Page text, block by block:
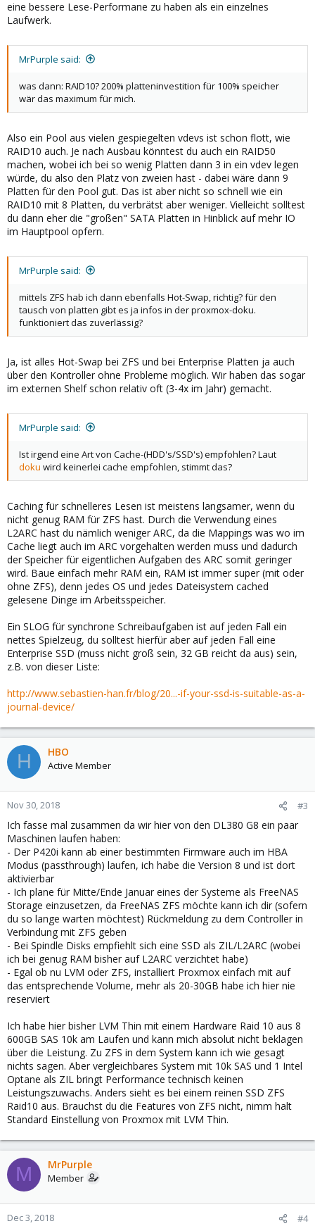
eine bessere Lese-Performane zu haben als ein einzelnes
Laufwerk.
MrPurple said:
was dann: RAID10? 200% platteninvestition für 100% speicher
wär das maximum für mich.
Also ein Pool aus vielen gespiegelten vdevs ist schon flott, wie
RAID10 auch. Je nach Ausbau könntest du auch ein RAID50
machen, wobei ich bei so wenig Platten dann 3 in ein vdev legen
würde, du also den Platz von zweien hast - dabei wäre dann 9
Platten für den Pool gut. Das ist aber nicht so schnell wie ein
RAID10 mit 8 Platten, du verbrätst aber weniger. Vielleicht solltest
du dann eher die "großen" SATA Platten in Hinblick auf mehr IO
im Hauptpool opfern.
MrPurple said:
mittels ZFS hab ich dann ebenfalls Hot-Swap, richtig? für den
tausch von platten gibt es ja infos in der proxmox-doku.
funktioniert das zuverlässig?
Ja, ist alles Hot-Swap bei ZFS und bei Enterprise Platten ja auch
über den Kontroller ohne Probleme möglich. Wir haben das sogar
im externen Shelf schon relativ oft (3-4x im Jahr) gemacht.
MrPurple said:
Ist irgend eine Art von Cache-(HDD's/SSD's) empfohlen? Laut
doku wird keinerlei cache empfohlen, stimmt das?
Caching für schnelleres Lesen ist meistens langsamer, wenn du
nicht genug RAM für ZFS hast. Durch die Verwendung eines
L2ARC hast du nämlich weniger ARC, da die Mappings was wo im
Cache liegt auch im ARC vorgehalten werden muss und dadurch
der Speicher für eigentlichen Aufgaben des ARC somit geringer
wird. Baue einfach mehr RAM ein, RAM ist immer super (mit oder
ohne ZFS), denn jedes OS und jedes Dateisystem cached
gelesene Dinge im Arbeitsspeicher.
Ein SLOG für synchrone Schreibaufgaben ist auf jeden Fall ein
nettes Spielzeug, du solltest hierfür aber auf jeden Fall eine
Enterprise SSD (muss nicht groß sein, 32 GB reicht da aus) sein,
z.B. von dieser Liste:
http://www.sebastien-han.fr/blog/20...-if-your-ssd-is-suitable-as-a-
journal-device/
H HBO
Active Member
Nov 30, 2018 #3
Ich fasse mal zusammen da wir hier von den DL380 G8 ein paar
Maschinen laufen haben:
- Der P420i kann ab einer bestimmten Firmware auch im HBA
Modus (passthrough) laufen, ich habe die Version 8 und ist dort
aktivierbar
- Ich plane für Mitte/Ende Januar eines der Systeme als FreeNAS
Storage einzusetzen, da FreeNAS ZFS möchte kann ich dir (sofern
du so lange warten möchtest) Rückmeldung zu dem Controller in
Verbindung mit ZFS geben
- Bei Spindle Disks empfiehlt sich eine SSD als ZIL/L2ARC (wobei
ich bei genug RAM bisher auf L2ARC verzichtet habe)
- Egal ob nu LVM oder ZFS, installiert Proxmox einfach mit auf
das entsprechende Volume, mehr als 20-30GB habe ich hier nie
reserviert
Ich habe hier bisher LVM Thin mit einem Hardware Raid 10 aus 8
600GB SAS 10k am Laufen und kann mich absolut nicht beklagen
über die Leistung. Zu ZFS in dem System kann ich wie gesagt
nichts sagen. Aber vergleichbares System mit 10k SAS und 1 Intel
Optane als ZIL bringt Performance technisch keinen
Leistungszuwachs. Anders sieht es bei einem reinen SSD ZFS
Raid10 aus. Brauchst du die Features von ZFS nicht, nimm halt
Standard Einstellung von Proxmox mit LVM Thin.
M MrPurple
Member
Dec 3, 2018 #4